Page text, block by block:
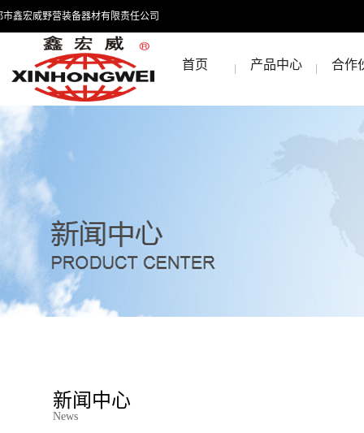
市鑫宏威野营装备器材有限责任公司
首页 产品中心 合作
新闻中心
News